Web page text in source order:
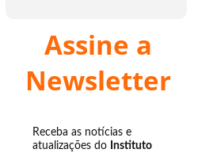
Assine a
Newsletter
Receba as notícias e
atualizações do Instituto